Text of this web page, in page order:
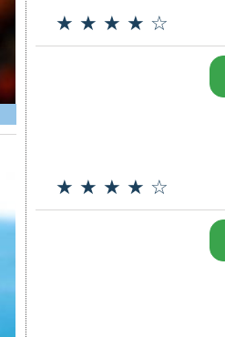
★ ★ ★ ★ ☆
★ ★ ★ ★ ☆